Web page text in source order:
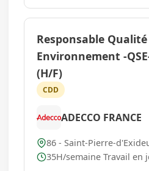
conduite pour cela il faut
Responsable
Environnement -
(H/F)
CDD
ADECCO FRANCE
86 - Saint-Pierre-
35H/semaine Travail en